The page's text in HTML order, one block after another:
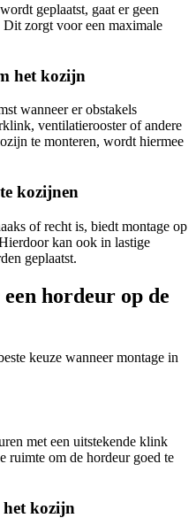
geplaatst, gaat er geen
zorgt voor een maximale
het kozijn
wanneer er obstakels
ventilatierooster of andere
te monteren, wordt hiermee
kozijnen
of recht is, biedt montage op
kan ook in lastige
geplaatst.
hordeur op de
keuze wanneer montage in
met een uitstekende klink
ruimte om de hordeur goed te
kozijn